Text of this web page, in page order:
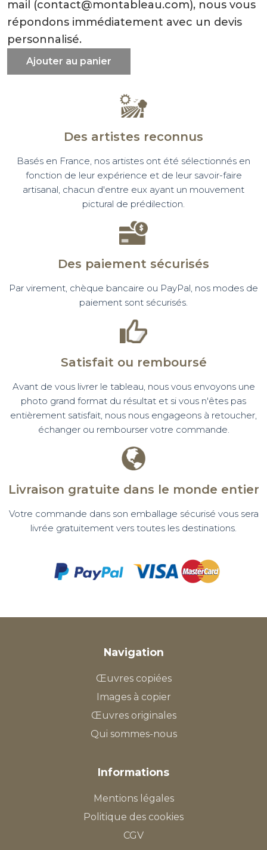
mail (contact@montableau.com), nous vous
répondons immédiatement avec un devis
personnalisé.
Ajouter au panier
Des artistes reconnus
Basés en France, nos artistes ont été sélectionnés en
fonction de leur expérience et de leur savoir-faire
artisanal, chacun d'entre eux ayant un mouvement
pictural de prédilection.
Des paiement sécurisés
Par virement, chèque bancaire ou PayPal, nos modes de
paiement sont sécurisés.
Satisfait ou remboursé
Avant de vous livrer le tableau, nous vous envoyons une
photo grand format du résultat et si vous n'êtes pas
entièrement satisfait, nous nous engageons à retoucher,
échanger ou rembourser votre commande.
Livraison gratuite dans le monde entier
Votre commande dans son emballage sécurisé vous sera
livrée gratuitement vers toutes les destinations.
Navigation
Œuvres copiées
Images à copier
Œuvres originales
Qui sommes-nous
Informations
Mentions légales
Politique des cookies
CGV